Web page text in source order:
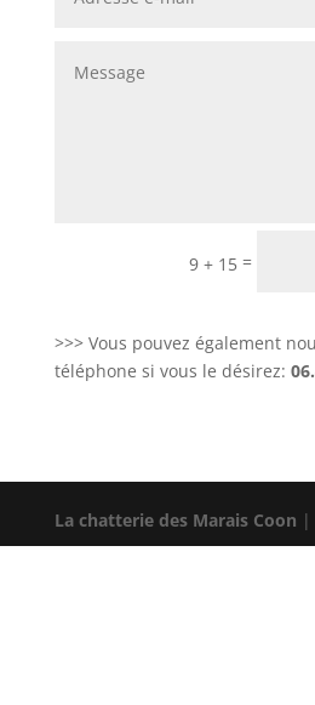
9 + 15 =
>>> Vous pouvez également
téléphone si vous le désirez:
La chatterie des Marais Coon |